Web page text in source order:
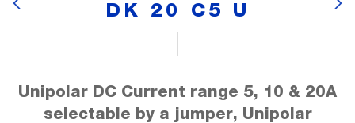
DK 20 C5 U
Unipolar DC Current range 5, 10 & 20A
selectable by a jumper, Unipolar